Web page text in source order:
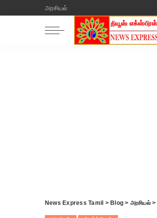
அரசியல்
News Express Tamil > Blog > அரசியல்>